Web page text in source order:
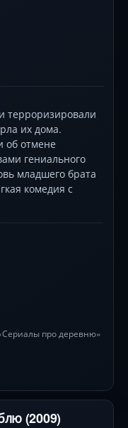
терроризировали
их дома.
об отмене
гениального
младшего брата
комедия с
про деревню»
(2009)